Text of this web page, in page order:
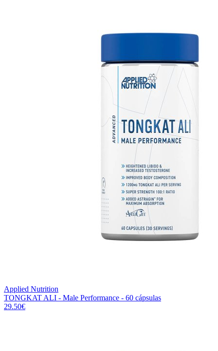
Applied Nutrition
TONGKAT ALI - Male Performance - 60 cápsulas
29.50€